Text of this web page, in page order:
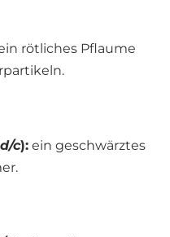
rötliches Pflaume
d/c): ein geschwärztes